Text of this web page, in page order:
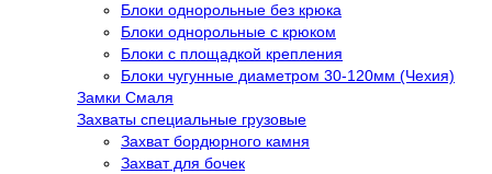
Блоки однорольные без крюка
Блоки однорольные с крюком
Блоки с площадкой крепления
Блоки чугунные диаметром 30-120мм (Чехия)
Замки Смаля
Захваты специальные грузовые
Захват бордюрного камня
Захват для бочек